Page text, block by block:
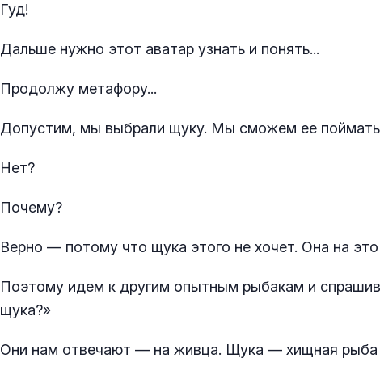
Гуд!
Дальше нужно этот аватар узнать и понять...
Продолжу метафору...
Допустим, мы выбрали щуку. Мы сможем ее поймать
Нет?
Почему?
Верно — потому что щука этого не хочет. Она на
Поэтому идем к другим опытным рыбакам и
щука?»
Они нам отвечают — на живца. Щука — хищная рыба